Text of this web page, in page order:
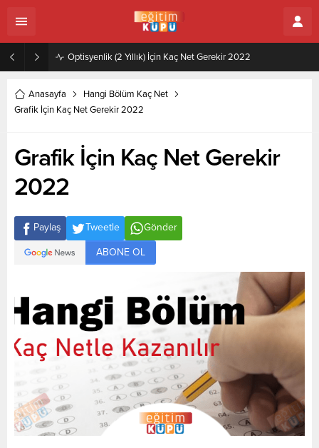
Anasayfa
Hangi Bölüm Kaç Net
Grafik İçin Kaç Net Gerekir 2022
Grafik İçin Kaç Net Gerekir
2022
Paylaş Tweetle Gönder
ABONE OL